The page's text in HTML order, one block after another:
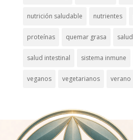
nutrición saludable nutrientes
proteínas quemar grasa salud
salud intestinal sistema inmune
veganos vegetarianos verano